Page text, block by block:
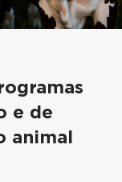
e de
animal